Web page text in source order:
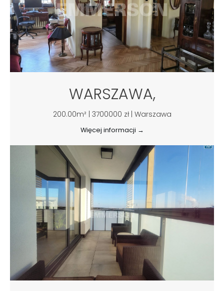
WARSZAWA,
200.00m² | 3700000 zł | Warszawa
Więcej informacji →